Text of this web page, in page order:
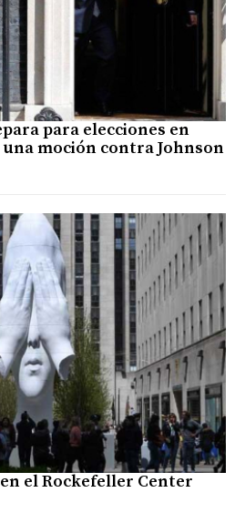
para elecciones en
moción contra Johnson
el Rockefeller Center